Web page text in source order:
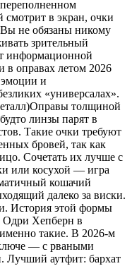
смотрит в экран, очки
Вы не обязаны никому
зрительный
информационной
в оправах летом 2026
и
«универсалах».
толщиной
линзы парят в
Такие очки требуют
бровей, так как
Сочетать их лучше с
или косухой — игра
кошачий
далеко за виски.
История этой формы
Одри Хепберн в
такие. В 2026-м
— с рваными
аутфит: бархат